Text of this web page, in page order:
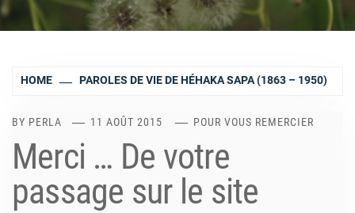
HOME PAROLES DE VIE DE HÉHAKA SAPA (1863 – 1950)
BY PERLA 11 AOÛT 2015 POUR VOUS REMERCIER
Merci … De votre
passage sur le site